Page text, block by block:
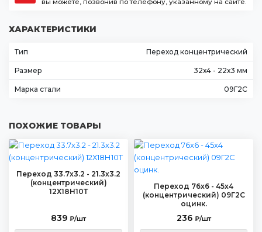
вы можете, позвонив по телефону, указанному на сайте.
ХАРАКТЕРИСТИКИ
Тип Переход концентрический
Размер 32х4 - 22х3 мм
Марка стали 09Г2С
ПОХОЖИЕ ТОВАРЫ
Переход 33.7х3.2 - 21.3х3.2
(концентрический)
12Х18Н10Т
839 ₽/шт
Переход 76х6 - 45х4
(концентрический) 09Г2С
оцинк.
236 ₽/шт